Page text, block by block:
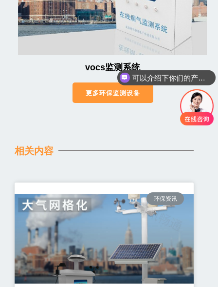
vocs监测系统
更多环保监测设备
相关内容
环保资讯
可以介绍下你们的产品么